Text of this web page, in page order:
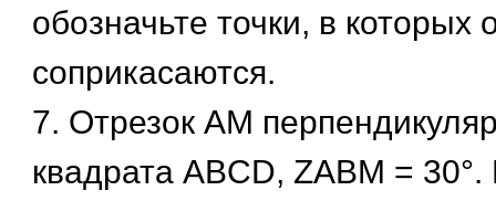
обозначьте точки, в которых
соприкасаются.
7. Отрезок AM
квадрата ABCD, ZABM =